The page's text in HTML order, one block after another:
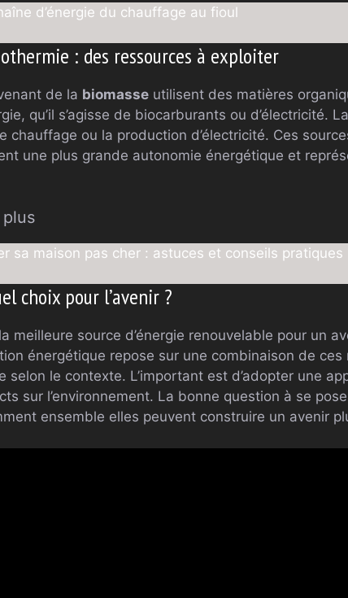
d’énergie du chauffage au fioul
: des ressources à exploiter
de la biomasse utilisent des matières
qu’il s’agisse de biocarburants ou d’électricité. La
chauffage ou la production d’électricité. Ces
une plus grande autonomie énergétique et
sa maison pas cher : astuces et conseils pratiques
choix pour l’avenir ?
meilleure source d’énergie renouvelable pour un
énergétique repose sur une combinaison de
selon le contexte. L’important est d’adopter une
sur l’environnement. La bonne question à se
ensemble elles peuvent construire un avenir